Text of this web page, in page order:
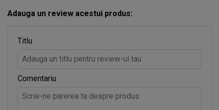
Adauga un review acestui produs:
Titlu
Comentariu